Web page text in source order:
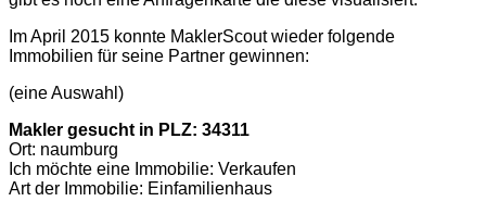
Im April 2015 konnte MaklerScout wieder folgende
Immobilien für seine Partner gewinnen:
(eine Auswahl)
Makler gesucht in PLZ: 34311
Ort: naumburg
Ich möchte eine Immobilie: Verkaufen
Art der Immobilie: Einfamilienhaus